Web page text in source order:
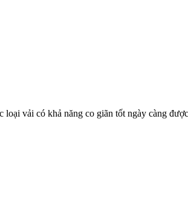
vải có khả năng co giãn tốt ngày càng